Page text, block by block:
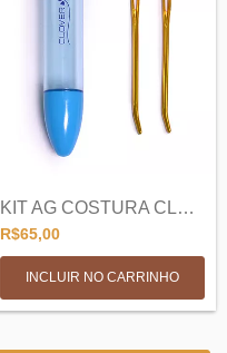
KIT AG COSTURA CLOVER JUMBO - AZUL
R$65,00